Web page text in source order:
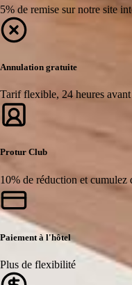
5% de remise sur notre site
Annulation gratuite
Tarif flexible, 24 heures
Protur Club
10% de réduction et cumulez
Paiement à l'hôtel
Plus de flexibilité